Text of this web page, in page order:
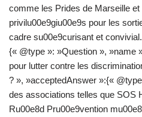
comme les Prides de Marseille
privilu00e9giu00e9s pour les
cadre su00e9curisant et
{« @type »: »Question », »name
pour lutter contre les
? », »acceptedAnswer »:{«
des associations telles que SOS
Ru00e8d Pru00e9vention